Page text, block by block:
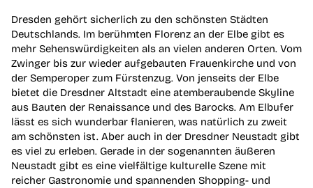
Dresden gehört sicherlich zu den schönsten Städten
Deutschlands. Im berühmten Florenz an der Elbe gibt es
mehr Sehenswürdigkeiten als an vielen anderen Orten. Vom
Zwinger bis zur wieder aufgebauten Frauenkirche und von
der Semperoper zum Fürstenzug. Von jenseits der Elbe
bietet die Dresdner Altstadt eine atemberaubende Skyline
aus Bauten der Renaissance und des Barocks. Am Elbufer
lässt es sich wunderbar flanieren, was natürlich zu zweit
am schönsten ist. Aber auch in der Dresdner Neustadt gibt
es viel zu erleben. Gerade in der sogenannten äußeren
Neustadt gibt es eine vielfältige kulturelle Szene mit
reicher Gastronomie und spannenden Shopping- und